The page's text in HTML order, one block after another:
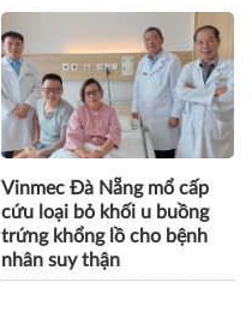
Vinmec Đà Nẵng mổ cấp
cứu loại bỏ khối u buồng
trứng khổng lồ cho bệnh
nhân suy thận